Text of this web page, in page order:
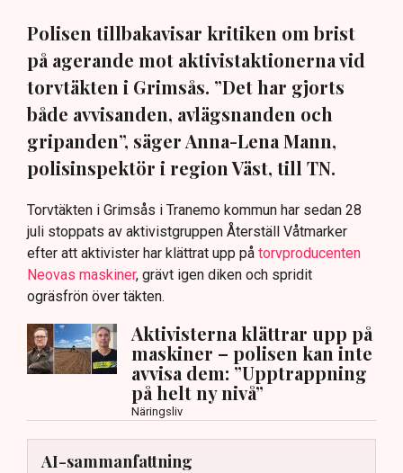
Polisen tillbakavisar kritiken om brist
på agerande mot aktivistaktionerna vid
torvtäkten i Grimsås. ”Det har gjorts
både avvisanden, avlägsnanden och
gripanden”, säger Anna-Lena Mann,
polisinspektör i region Väst, till TN.
Torvtäkten i Grimsås i Tranemo kommun har sedan 28
juli stoppats av aktivistgruppen Återställ Våtmarker
efter att aktivister har klättrat upp på torvproducenten
Neovas maskiner, grävt igen diken och spridit
ogräsfrön över täkten.
Aktivisterna klättrar upp på
maskiner – polisen kan inte
avvisa dem: ”Upptrappning
på helt ny nivå”
Näringsliv
AI-sammanfattning